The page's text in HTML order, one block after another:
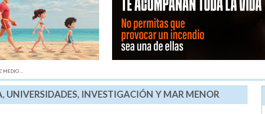
MEDIO ...
UNIVERSIDADES, INVESTIGACIÓN Y MAR MENOR